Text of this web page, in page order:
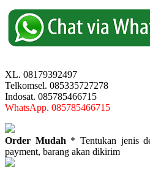
XL. 08179392497
Telkomsel. 085335727278
Indosat. 085785466715
WhatsApp. 085785466715
Order Mudah * Tentukan jenis
payment, barang akan dikirim